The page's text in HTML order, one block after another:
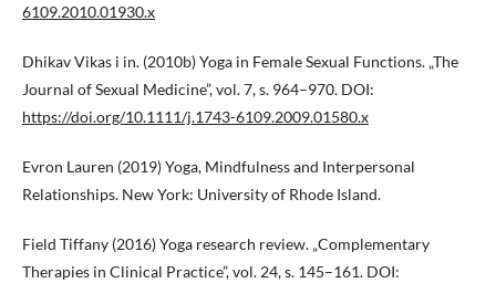
6109.2010.01930.x
Dhikav Vikas i in. (2010b) Yoga in Female Sexual Functions. „The
Journal of Sexual Medicine”, vol. 7, s. 964–970. DOI:
https://doi.org/10.1111/j.1743-6109.2009.01580.x
Evron Lauren (2019) Yoga, Mindfulness and Interpersonal
Relationships. New York: University of Rhode Island.
Field Tiffany (2016) Yoga research review. „Complementary
Therapies in Clinical Practice”, vol. 24, s. 145–161. DOI: